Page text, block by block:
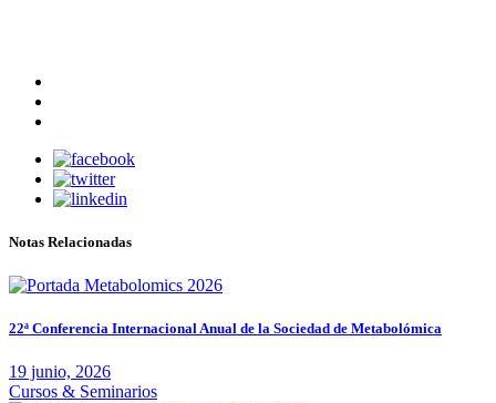
Notas Relacionadas
22ª Conferencia Internacional Anual de la Sociedad de Metabolómica
19 junio, 2026
Cursos & Seminarios